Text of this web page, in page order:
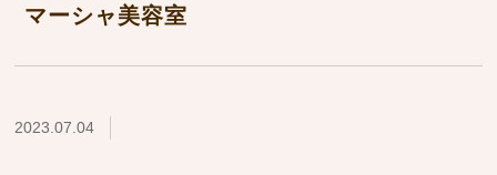
マーシャ美容室
2023.07.04